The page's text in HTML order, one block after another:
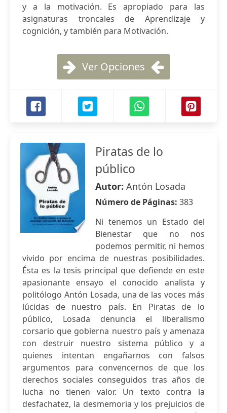
y a la motivación. Es apropiado para las
asignaturas troncales de Aprendizaje y
cognición, y también para Motivación.
Ver Opciones
Piratas de lo
público
Autor: Antón Losada
Número de Páginas: 383
Ni tenemos un Estado del
Bienestar que no nos
podemos permitir, ni hemos
vivido por encima de nuestras posibilidades.
Ésta es la tesis principal que defiende en este
apasionante ensayo el conocido analista y
politólogo Antón Losada, una de las voces más
lúcidas de nuestro país. En Piratas de lo
público, Losada denuncia el liberalismo
corsario que gobierna nuestro país y amenaza
con destruir nuestro sistema público y a
quienes intentan engañarnos con falsos
argumentos para convencernos de que los
derechos sociales conseguidos tras años de
lucha no tienen valor. Un texto contra la
desfachatez, la desmemoria y los prejuicios de